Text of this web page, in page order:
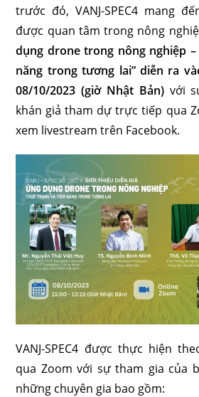
trước đó, VANJ-SPEC4 mang
được quan tâm trong nông
dụng drone trong nông nghiệp
năng trong tương lai” diễn ra
08/10/2023 (giờ Nhật Bản)với
khán giả tham dự trực tiếp qua
xem livestream trên Facebook.
VANJ-SPEC4 được thực hiện
qua Zoom với sự tham gia của
những chuyên gia bao gồm: